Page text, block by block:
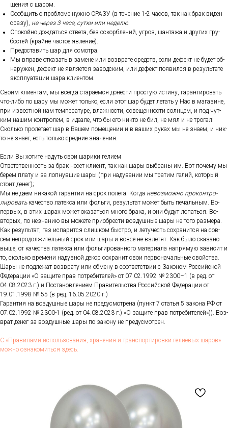
щения с ша­ром.
Со­об­щить о проб­ле­ме нуж­но СРА­ЗУ (в те­чение 1-2 ча­сов, так как брак ви­ден
сра­зу), не че­рез 3 ча­са, сут­ки или не­делю.
Спо­кой­но дож­дать­ся от­ве­та, без ос­кор­бле­ний, уг­роз, шан­та­жа и дру­гих гру­
бос­тей (край­не час­тое яв­ле­ние).
Пре­дос­та­вить шар для ос­мотра.
Мы впра­ве от­ка­зать в за­мене или воз­вра­те средств, ес­ли де­фект не бу­дет об­
на­ружен, де­фект не яв­ля­ет­ся за­вод­ским, или де­фект по­явил­ся в ре­зуль­та­те
экс­плу­ата­ции ша­ра кли­ен­том.
Сво­им кли­ен­там, мы всег­да ста­ра­ем­ся до­нес­ти прос­тую ис­ти­ну, га­ран­ти­ровать
что-ли­бо по ша­ру мы мо­жет толь­ко, ес­ли этот шар бу­дет ле­тать у Нас в ма­гази­не,
при из­вес­тной нам тем­пе­рату­ре, влаж­ности, ос­ве­щен­ности сол­нцем, и под чут­
ким на­шим кон­тро­лем, в иде­але, что бы его ник­то не бил, не мял и не тро­гал!
Сколь­ко про­лета­ет шар в Ва­шем по­меще­нии и в ва­ших ру­ках мы не зна­ем, и ник­
то не зна­ет, есть толь­ко сред­ние зна­чения.
Ес­ли Вы хо­тите на­дуть свои ша­рики ге­ли­ем
От­ветс­твен­ность за брак не­сет кли­ент, так как ша­ры выб­ра­ны им. Вот по­чему мы
бе­рем пла­ту и за лоп­нувшие ша­ры (при на­дува­нии мы тра­тим ге­лий, ко­торый
сто­ит де­нег);
Мы не да­ем ни­какой га­ран­тии на срок по­лета. Ког­да не­воз­можно про­кон­тро­
лиро­ватька­чес­тво ла­тек­са или фоль­ги, ре­зуль­тат мо­жет быть пе­чаль­ным. Во-
пер­вых, в этих ша­рах мо­жет ока­зать­ся мно­го бра­ка, и они бу­дут ло­пать­ся. Во-
вто­рых, по нез­на­нию вы мо­жете при­об­рести воз­душные ша­ры не то­го раз­ме­ра.
Как ре­зуль­тат, газ ис­па­рит­ся слиш­ком быс­тро, и ле­тучесть сох­ра­нит­ся на сов­
сем неп­ро­дол­жи­тель­ный срок или ша­ры и вов­се не взле­тят. Как бы­ло ска­зано
вы­ше, от ка­чес­тва ла­тек­са или фоль­ги­рован­но­го ма­тери­ала нап­ря­мую за­висит и
то, сколь­ко вре­мени на­дув­ной де­кор сох­ра­нит свои пер­во­началь­ные свой­ства.
Ша­ры не под­ле­жат воз­вра­ту или об­ме­ну в со­от­ветс­твии с За­коном Рос­сий­ской
Фе­дера­ции «О за­щите прав пот­ре­бите­лей» от 07.02.1992 № 2300–1 (в ред. от
04.08.2023 г.) и Пос­та­нов­ле­ни­ем Пра­витель­ства Рос­сий­ской Фе­дера­ции от
19.01.1998 № 55 (в ред. 16.05.2020 г.)
Га­ран­тия на воз­душные ша­ры не пре­дус­мотре­на (пункт 7 статья 5 за­кона РФ от
07.02.1992 № 2300-1 (ред. от 04.08.2023 г.) «О за­щите прав пот­ре­бите­лей»)). Воз­
врат де­нег за воз­душные ша­ры по за­кону не пре­дус­мотрен.
С «Пра­вила­ми ис­поль­зо­вания, хра­нения и тран­спор­ти­ров­ки ге­ли­евых ша­ров»
мож­но оз­на­комить­ся здесь.